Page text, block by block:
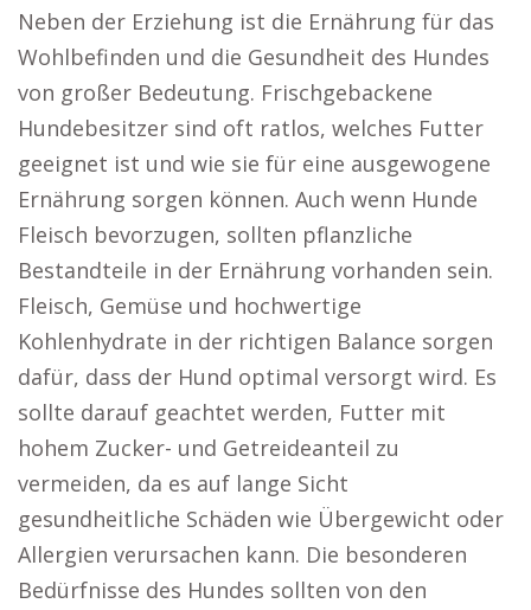
Neben der Erziehung ist die Ernährung für das
Wohlbefinden und die Gesundheit des Hundes
von großer Bedeutung. Frischgebackene
Hundebesitzer sind oft ratlos, welches Futter
geeignet ist und wie sie für eine ausgewogene
Ernährung sorgen können. Auch wenn Hunde
Fleisch bevorzugen, sollten pflanzliche
Bestandteile in der Ernährung vorhanden sein.
Fleisch, Gemüse und hochwertige
Kohlenhydrate in der richtigen Balance sorgen
dafür, dass der Hund optimal versorgt wird. Es
sollte darauf geachtet werden, Futter mit
hohem Zucker- und Getreideanteil zu
vermeiden, da es auf lange Sicht
gesundheitliche Schäden wie Übergewicht oder
Allergien verursachen kann. Die besonderen
Bedürfnisse des Hundes sollten von den